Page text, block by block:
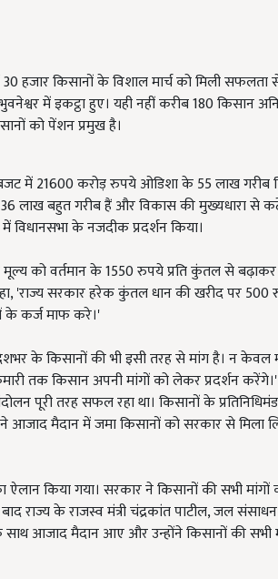
हजार किसानों के विशाल मार्च को मिली
में इकट्ठा हुए। यही नहीं करीब 180 किसान
को पेंशन प्रमुख है।
में 21600 करोड़ रुपये ओडिशा के 55 लाख गरीब
बहुत गरीब हैं और विकास की मुख्यधारा से
के नजदीक प्रदर्शन किया।
को वर्तमान के 1550 रुपये प्रति कुंतल से
'राज्य सरकार हरेक कुंतल धान की खरीद पर
के कर्ज माफ करे।'
के किसानों की भी इसी तरह से मांग है। न केवल
तक किसान अपनी मांगों को लेकर प्रदर्शन
पूरी तरह सफल रहा था। किसानों के
आजाद मैदान में जमा किसानों को सरकार से मिला
किया गया। सरकार ने किसानों की सभी मांगों
राज्य के राजस्व मंत्री चंद्रकांत पाटील, जल
साथ आजाद मैदान आए और उन्होंने किसानों की सभी